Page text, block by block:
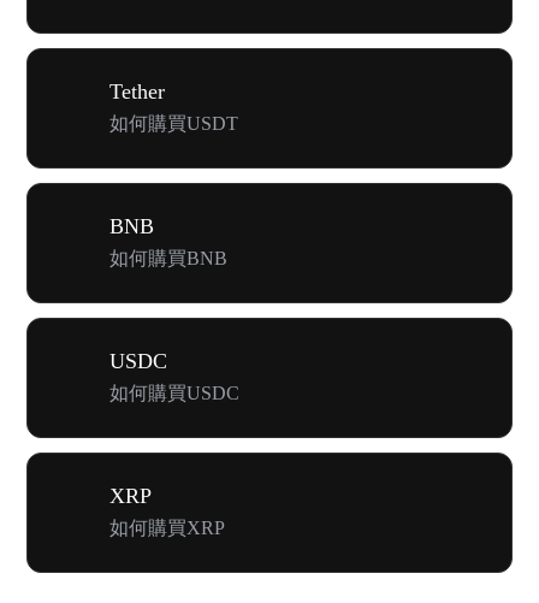
Tether
如何購買USDT
BNB
如何購買BNB
USDC
如何購買USDC
XRP
如何購買XRP